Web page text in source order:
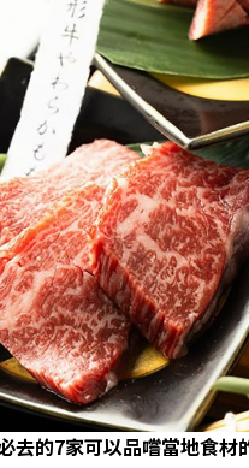
去的7家可以品嚐當地食材